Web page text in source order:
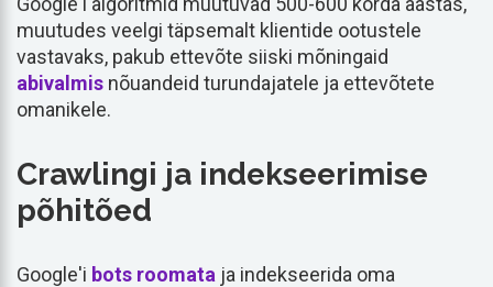
muutudes veelgi täpsemalt klientide ootustele
vastavaks, pakub ettevõte siiski mõningaid
abivalmis nõuandeid turundajatele ja ettevõtete
omanikele.
Crawlingi ja indekseerimise
põhitõed
Google'i bots roomata ja indekseerida oma